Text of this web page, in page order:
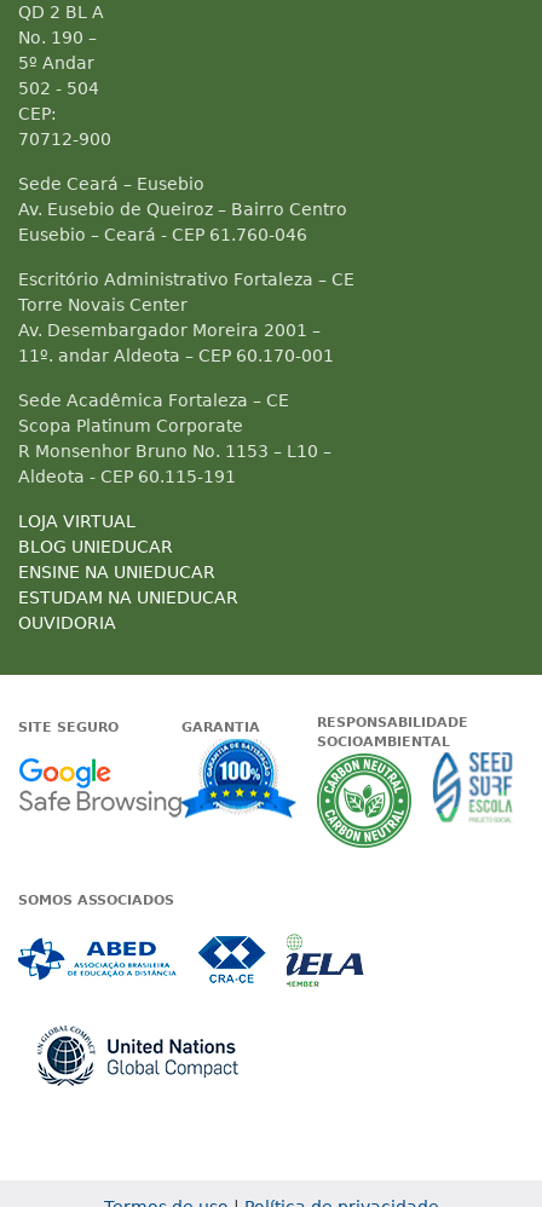
QD 2 BL A
No. 190 –
5º Andar
502 - 504
CEP:
70712-900
Sede Ceará – Eusebio
Av. Eusebio de Queiroz – Bairro Centro
Eusebio – Ceará - CEP 61.760-046
Escritório Administrativo Fortaleza – CE
Torre Novais Center
Av. Desembargador Moreira 2001 –
11º. andar Aldeota – CEP 60.170-001
Sede Acadêmica Fortaleza – CE
Scopa Platinum Corporate
R Monsenhor Bruno No. 1153 – L10 –
Aldeota - CEP 60.115-191
LOJA VIRTUAL
BLOG UNIEDUCAR
ENSINE NA UNIEDUCAR
ESTUDAM NA UNIEDUCAR
OUVIDORIA
SITE SEGURO
Google - Status do site no
GARANTIA
Garantia de
RESPONSABILIDADE
SOCIOAMBIENTAL
A
SOMOS ASSOCIADOS